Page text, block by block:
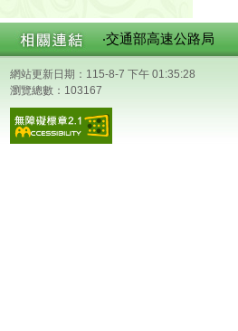
‧交通部高速公路局
網站更新日期：115-8-7 下午 01:35:28
瀏覽總數：103167